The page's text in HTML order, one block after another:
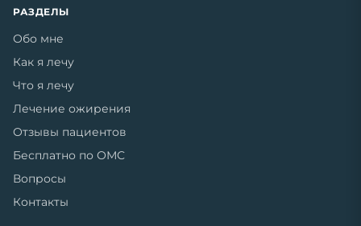
РАЗДЕЛЫ
Обо мне
Как я лечу
Что я лечу
Лечение ожирения
Отзывы пациентов
Бесплатно по ОМС
Вопросы
Контакты